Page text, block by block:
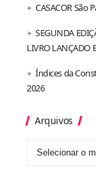
CASACOR
SEGUNDA
LIVRO LANÇADO
Índices da
2026
Arquivos